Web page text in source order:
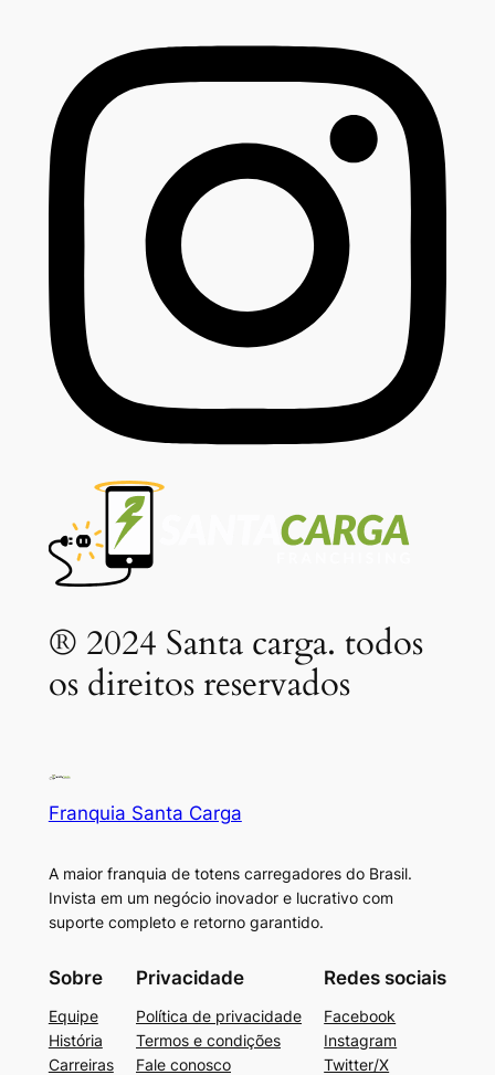
® 2024 Santa carga. todos
os direitos reservados
Franquia Santa Carga
A maior franquia de totens carregadores do Brasil.
Invista em um negócio inovador e lucrativo com
suporte completo e retorno garantido.
Sobre
Equipe
História
Carreiras
Privacidade
Política de privacidade
Termos e condições
Fale conosco
Redes sociais
Facebook
Instagram
Twitter/X